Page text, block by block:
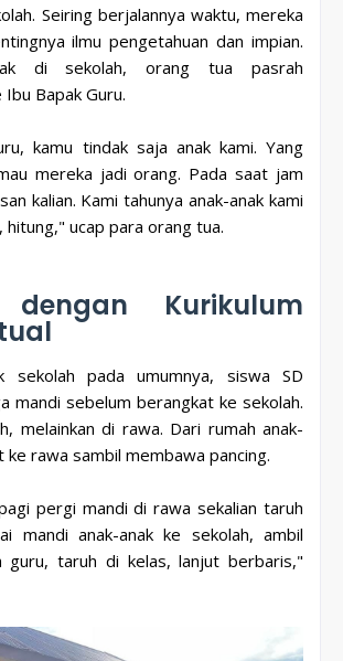
Seiring berjalannya waktu, mereka
ilmu pengetahuan dan impian.
di sekolah, orang tua pasrah
Bapak Guru.
kamu tindak saja anak kami. Yang
mereka jadi orang. Pada saat jam
kalian. Kami tahunya anak-anak kami
hitung," ucap para orang tua.
dengan Kurikulum
sekolah pada umumnya, siswa SD
mandi sebelum berangkat ke sekolah.
melainkan di rawa. Dari rumah anak-
ke rawa sambil membawa pancing.
pergi mandi di rawa sekalian taruh
mandi anak-anak ke sekolah, ambil
guru, taruh di kelas, lanjut berbaris,"